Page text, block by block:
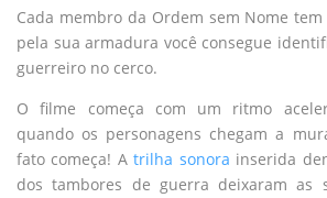
Cada membro da Ordem sem Nome
pela sua armadura você consegue
guerreiro no cerco.
O filme começa com um ritmo
quando os personagens chegam a
fato começa! Atrilha sonora inserida
dos tambores de guerra deixaram as